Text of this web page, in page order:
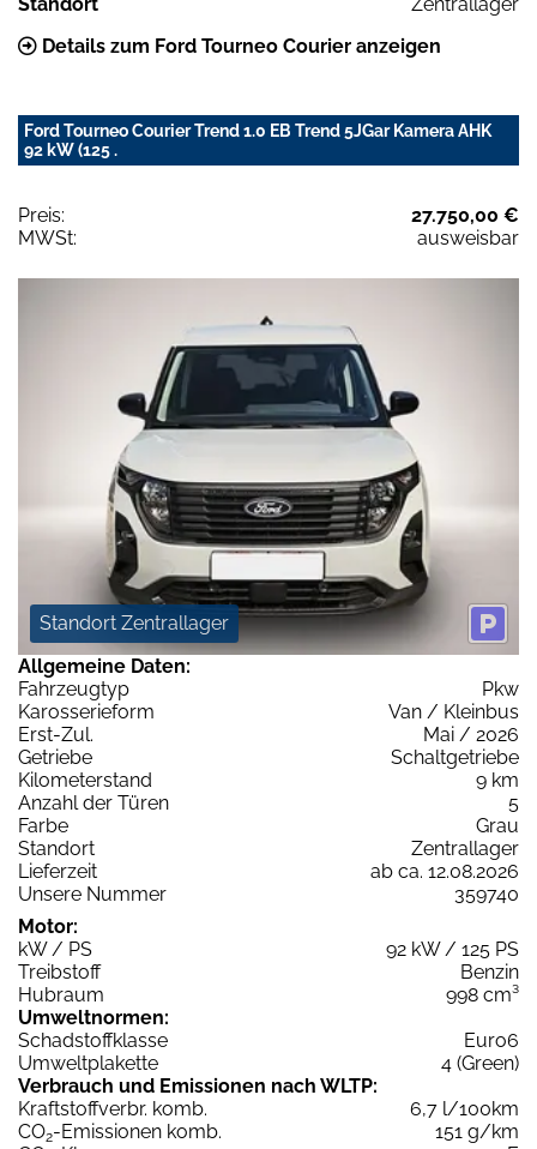
Details zum Ford Tourneo Courier anzeigen
Ford Tourneo Courier Trend 1.0 EB Trend 5JGar Kamera AHK
92 kW (125 .
Preis:
27.750,00 €
MWSt:
ausweisbar
Standort Zentrallager
Allgemeine Daten:
Fahrzeugtyp
Pkw
Karosserieform
Van / Kleinbus
Erst-Zul.
Mai / 2026
Getriebe
Schaltgetriebe
Kilometerstand
9 km
Anzahl der Türen
5
Farbe
Grau
Standort
Zentrallager
Lieferzeit
ab ca. 12.08.2026
Unsere Nummer
359740
Motor:
kW / PS
92 kW / 125 PS
Treibstoff
Benzin
Hubraum
998 cm³
Umweltnormen:
Schadstoffklasse
Euro6
Umweltplakette
4 (Green)
Verbrauch und Emissionen nach WLTP:
Kraftstoffverbr. komb.
6,7 l/100km
CO2-Emissionen komb.
151 g/km